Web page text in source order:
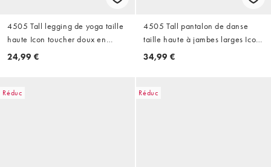
4505 Tall legging de yoga taille
haute Icon toucher doux en
chocolat
24,99 €
4505 Tall pantalon de danse
taille haute à jambes larges Icon
toucher doux en chocolat
34,99 €
Réduc Réduc